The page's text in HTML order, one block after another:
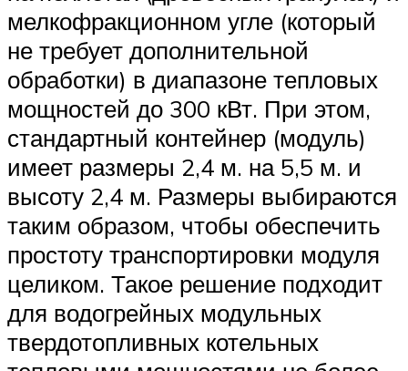
мелкофракционном угле (который
не требует дополнительной
обработки) в диапазоне тепловых
мощностей до 300 кВт. При этом,
стандартный контейнер (модуль)
имеет размеры 2,4 м. на 5,5 м. и
высоту 2,4 м. Размеры выбираются
таким образом, чтобы обеспечить
простоту транспортировки модуля
целиком. Такое решение подходит
для водогрейных модульных
твердотопливных котельных